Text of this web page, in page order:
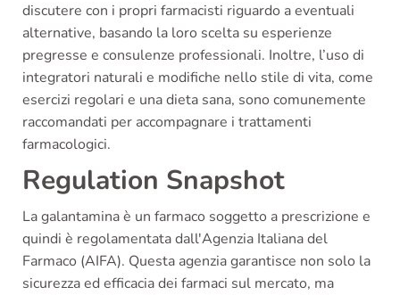
discutere con i propri farmacisti riguardo a eventuali
alternative, basando la loro scelta su esperienze
pregresse e consulenze professionali. Inoltre, l’uso di
integratori naturali e modifiche nello stile di vita, come
esercizi regolari e una dieta sana, sono comunemente
raccomandati per accompagnare i trattamenti
farmacologici.
Regulation Snapshot
La galantamina è un farmaco soggetto a prescrizione e
quindi è regolamentata dall'Agenzia Italiana del
Farmaco (AIFA). Questa agenzia garantisce non solo la
sicurezza ed efficacia dei farmaci sul mercato, ma